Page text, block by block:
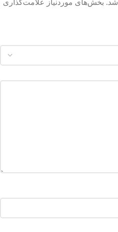
شد. بخش‌های موردنیاز علامت‌گذاری